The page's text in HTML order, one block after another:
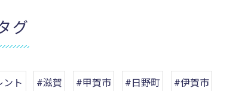
グ
ント #滋賀 #甲賀市 #日野町 #伊賀市